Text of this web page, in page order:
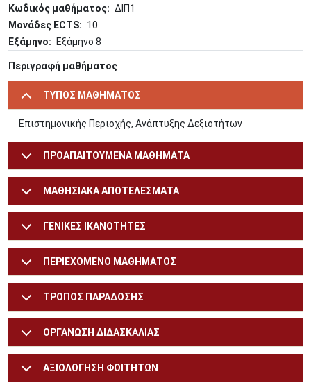
Κωδικός μαθήματος
ΔΙΠ1
Μονάδες ECTS
10
Εξάμηνο
Εξάμηνο 8
Περιγραφή μαθήματος
ΤΥΠΟΣ ΜΑΘΗΜΑΤΟΣ
Επιστημονικής Περιοχής, Ανάπτυξης Δεξιοτήτων
ΠΡΟΑΠΑΙΤΟΥΜΕΝΑ ΜΑΘΗΜΑΤΑ
ΜΑΘΗΣΙΑΚΑ ΑΠΟΤΕΛΕΣΜΑΤΑ
ΓΕΝΙΚΕΣ ΙΚΑΝΟΤΗΤΕΣ
ΠΕΡΙΕΧΟΜΕΝΟ ΜΑΘΗΜΑΤΟΣ
ΤΡΟΠΟΣ ΠΑΡΑΔΟΣΗΣ
ΟΡΓΑΝΩΣΗ ΔΙΔΑΣΚΑΛΙΑΣ
ΑΞΙΟΛΟΓΗΣΗ ΦΟΙΤΗΤΩΝ